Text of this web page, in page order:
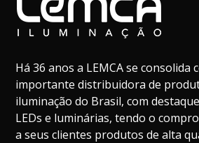
Há 36 anos a LEMCA se consolida
importante distribuidora de
iluminação do Brasil, com
LEDs e luminárias, tendo o
a seus clientes produtos de alta